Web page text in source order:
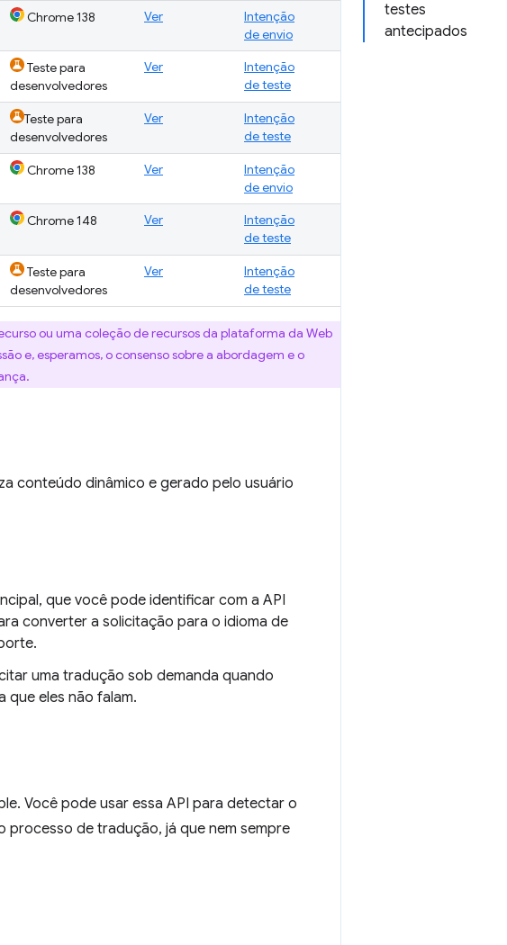
testes
antecipados
Chrome 138 Ver
Intenção
de envio
Teste para
desenvolvedores
Ver
Intenção
de teste
Teste para
desenvolvedores
Ver
Intenção
de teste
Chrome 138 Ver
Intenção
de envio
Chrome 148 Ver
Intenção
de teste
Teste para
desenvolvedores
Ver
Intenção
de teste
ou uma coleção de recursos da plataforma da Web
e, esperamos, o consenso sobre a abordagem e o
conteúdo dinâmico e gerado pelo usuário
que você pode identificar com a API
converter a solicitação para o idioma de
uma tradução sob demanda quando
que eles não falam.
Você pode usar essa API para detectar o
processo de tradução, já que nem sempre